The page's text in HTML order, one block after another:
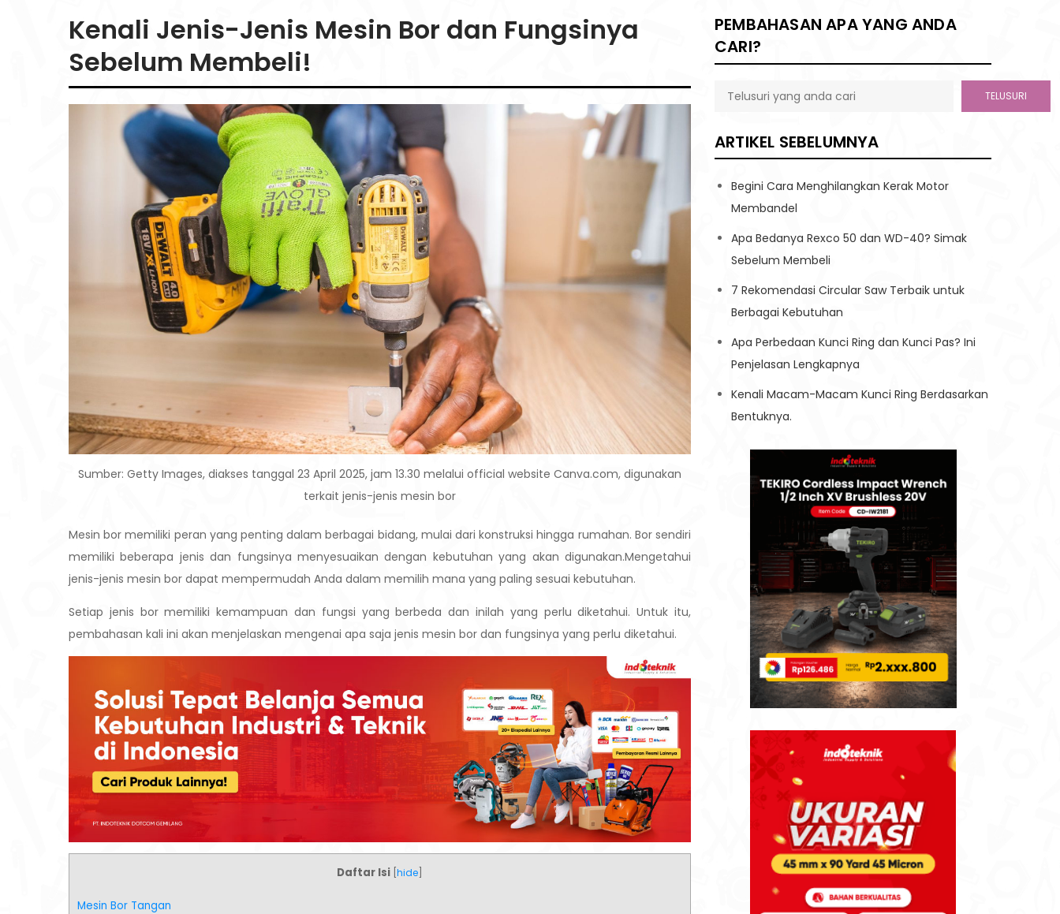
Kenali Jenis-Jenis Mesin Bor dan Fungsinya
Sebelum Membeli!
Sumber: Getty Images, diakses tanggal 23 April 2025, jam 13.30 melalui official website Canva.com, digunakan
terkait jenis-jenis mesin bor
Mesin bor memiliki peran yang penting dalam berbagai bidang, mulai dari konstruksi hingga rumahan. Bor sendiri
memiliki beberapa jenis dan fungsinya menyesuaikan dengan kebutuhan yang akan digunakan.Mengetahui
jenis-jenis mesin bor dapat mempermudah Anda dalam memilih mana yang paling sesuai kebutuhan.
Setiap jenis bor memiliki kemampuan dan fungsi yang berbeda dan inilah yang perlu diketahui. Untuk itu,
pembahasan kali ini akan menjelaskan mengenai apa saja jenis mesin bor dan fungsinya yang perlu diketahui.
Daftar Isi hide
Mesin Bor Tangan
PEMBAHASAN APA YANG ANDA
CARI?
TELUSURI
ARTIKEL SEBELUMNYA
Begini Cara Menghilangkan Kerak Motor
Membandel
Apa Bedanya Rexco 50 dan WD-40? Simak
Sebelum Membeli
7 Rekomendasi Circular Saw Terbaik untuk
Berbagai Kebutuhan
Apa Perbedaan Kunci Ring dan Kunci Pas? Ini
Penjelasan Lengkapnya
Kenali Macam-Macam Kunci Ring Berdasarkan
Bentuknya.